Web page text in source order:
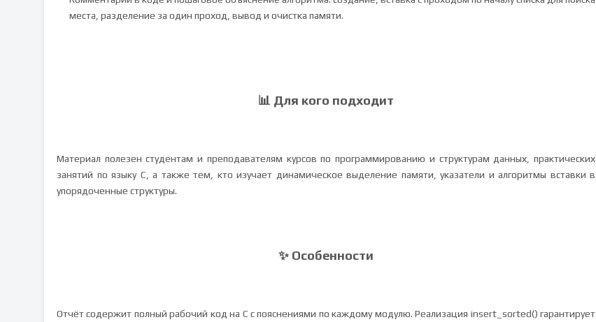
места, разделение за один проход, вывод и очистка памяти.
📊 Для кого подходит
Материал полезен студентам и преподавателям курсов по программированию и структурам данных, практических
занятий по языку C, а также тем, кто изучает динамическое выделение памяти, указатели и алгоритмы вставки в
упорядоченные структуры.
✨ Особенности
Отчёт содержит полный рабочий код на C с пояснениями по каждому модулю. Реализация insert_sorted() гарантирует